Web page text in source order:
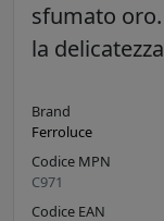
sfumato
la
Brand
Ferroluce
Codice MPN
C971
Codice EAN